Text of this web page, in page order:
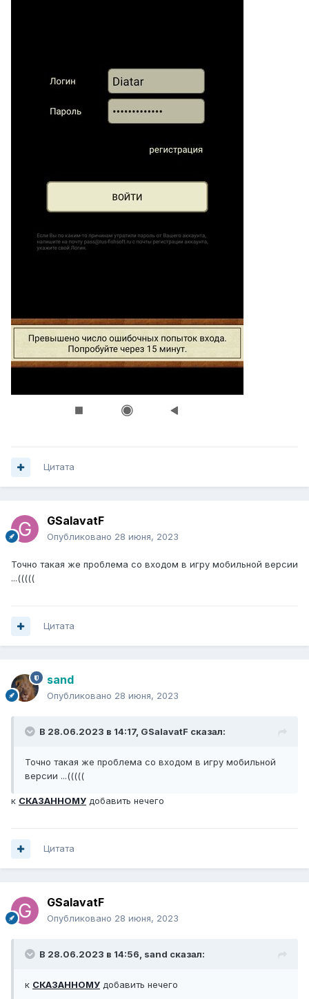
Цитата
GSalavatF
Опубликовано 28 июня, 2023
Точно такая же проблема со входом в игру мобильной версии
...(((((
Цитата
sand
Опубликовано 28 июня, 2023
В 28.06.2023 в 14:17, GSalavatF сказал:
Точно такая же проблема со входом в игру мобильной
версии ...(((((
к СКАЗАННОМУ добавить нечего
Цитата
GSalavatF
Опубликовано 28 июня, 2023
В 28.06.2023 в 14:56, sand сказал:
к СКАЗАННОМУ добавить нечего